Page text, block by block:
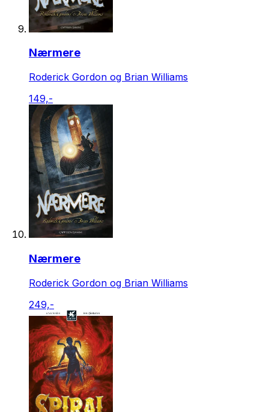
Nærmere
Roderick Gordon og Brian Williams
149,-
Nærmere
Roderick Gordon og Brian Williams
249,-